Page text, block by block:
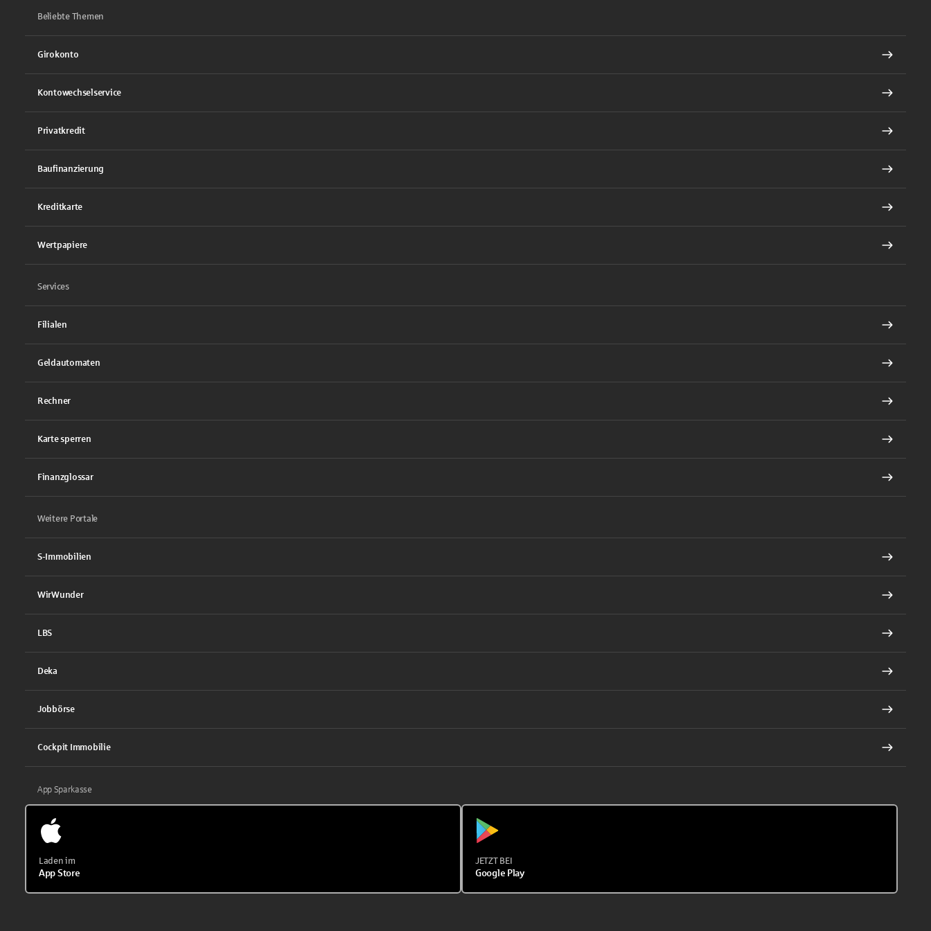
Beliebte Themen
Girokonto
Kontowechselservice
Privatkredit
Baufinanzierung
Kreditkarte
Wertpapiere
Services
Filialen
Geldautomaten
Rechner
Karte sperren
Finanzglossar
Weitere Portale
S-Immobilien
WirWunder
LBS
Deka
Jobbörse
Cockpit Immobilie
App Sparkasse
Laden im
App Store
JETZT BEI
Google Play